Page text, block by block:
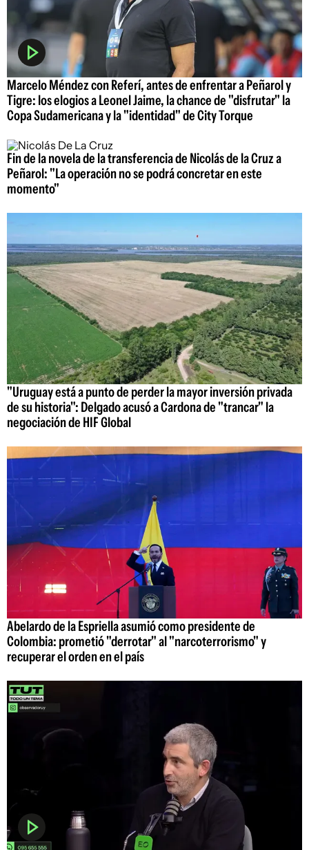
Marcelo Méndez con Referí, antes de enfrentar a Peñarol y
Tigre: los elogios a Leonel Jaime, la chance de "disfrutar" la
Copa Sudamericana y la "identidad" de City Torque
Fin de la novela de la transferencia de Nicolás de la Cruz a
Peñarol: "La operación no se podrá concretar en este
momento"
"Uruguay está a punto de perder la mayor inversión privada
de su historia": Delgado acusó a Cardona de "trancar" la
negociación de HIF Global
Abelardo de la Espriella asumió como presidente de
Colombia: prometió "derrotar" al "narcoterrorismo" y
recuperar el orden en el país